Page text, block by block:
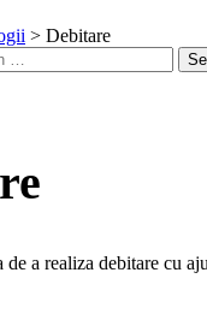
> Debitare
de a realiza debitare cu